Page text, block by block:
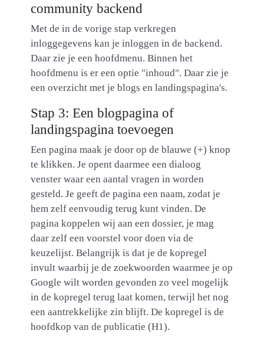
community backend
Met de in de vorige stap verkregen
inloggegevens kan je inloggen in de backend.
Daar zie je een hoofdmenu. Binnen het
hoofdmenu is er een optie "inhoud". Daar zie je
een overzicht met je blogs en landingspagina's.
Stap 3: Een blogpagina of
landingspagina toevoegen
Een pagina maak je door op de blauwe (+) knop
te klikken. Je opent daarmee een dialoog
venster waar een aantal vragen in worden
gesteld. Je geeft de pagina een naam, zodat je
hem zelf eenvoudig terug kunt vinden. De
pagina koppelen wij aan een dossier, je mag
daar zelf een voorstel voor doen via de
keuzelijst. Belangrijk is dat je de kopregel
invult waarbij je de zoekwoorden waarmee je op
Google wilt worden gevonden zo veel mogelijk
in de kopregel terug laat komen, terwijl het nog
een aantrekkelijke zin blijft. De kopregel is de
hoofdkop van de publicatie (H1).